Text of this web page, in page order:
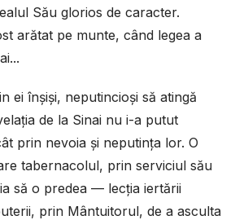
Său glorios de caracter.
arătat pe munte, când legea a
ei înșiși, neputincioși să atingă
de la Sinai nu i-a putut
prin nevoia și neputința lor. O
tabernacolul, prin serviciul său
să o predea — lecția iertării
prin Mântuitorul, de a asculta